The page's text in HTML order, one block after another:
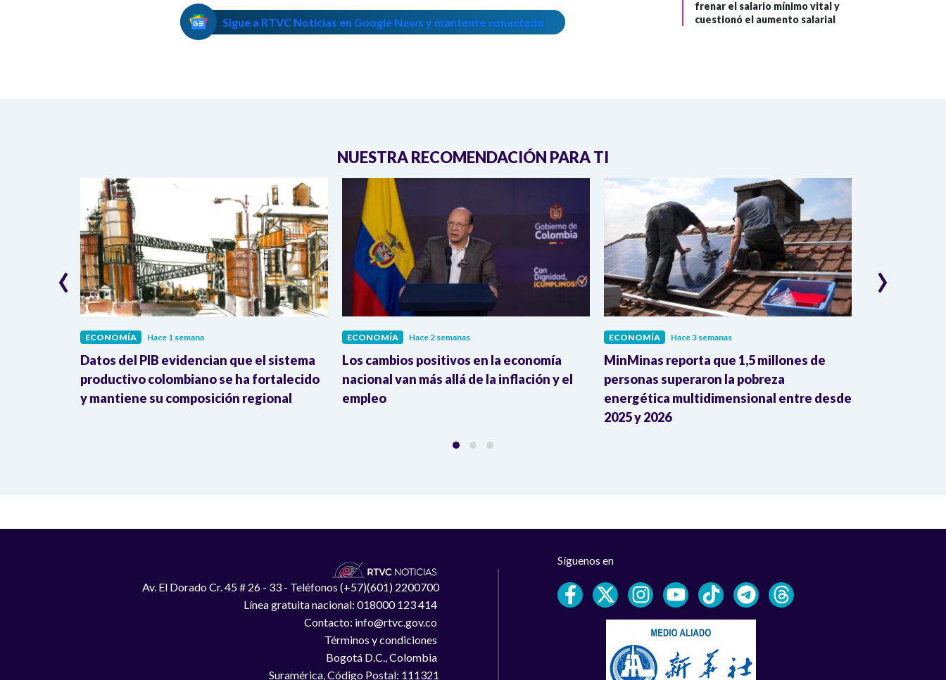
Sigue a RTVC Noticias en Google News y mantente conectado
frenar el salario mínimo vital y
cuestionó el aumento salarial
NUESTRA RECOMENDACIÓN PARA TI
ECONOMÍA Hace 1 semana
Datos del PIB evidencian que el sistema
productivo colombiano se ha fortalecido
y mantiene su composición regional
ECONOMÍA Hace 2 semanas
Los cambios positivos en la economía
nacional van más allá de la inflación y el
empleo
ECONOMÍA Hace 3 semanas
MinMinas reporta que 1,5 millones de
personas superaron la pobreza
energética multidimensional entre desde
2025 y 2026
‹ ›
Av. El Dorado Cr. 45 # 26 - 33 - Teléfonos (+57)(601) 2200700
Línea gratuita nacional: 018000 123 414
Contacto: info@rtvc.gov.co
Términos y condiciones
Bogotá D.C., Colombia
Suramérica, Código Postal: 111321
Síguenos en